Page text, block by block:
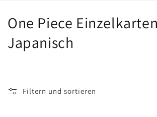
K
a
g
One Piece Einzelkarten
Japanisch
Filtern und sortieren